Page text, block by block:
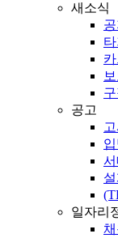
새소식
공고
일자리